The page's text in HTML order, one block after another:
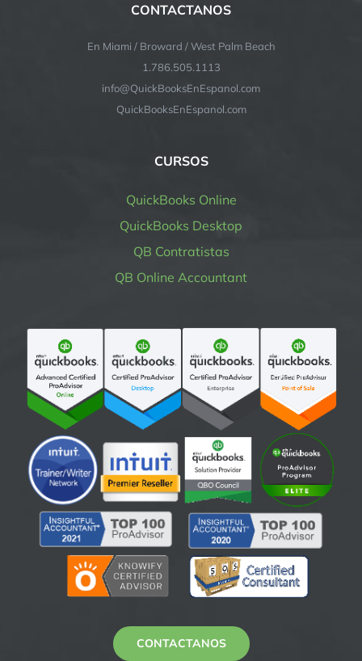
CONTACTANOS
En Miami / Broward / West Palm Beach
1.786.505.1113
info@QuickBooksEnEspanol.com
QuickBooksEnEspanol.com
CURSOS
QuickBooks Online
QuickBooks Desktop
QB Contratistas
QB Online Accountant
CONTACTANOS